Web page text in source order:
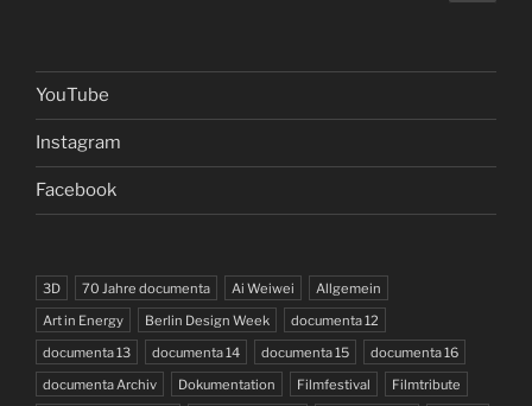
YouTube
Instagram
Facebook
3D 70 Jahre documenta Ai Weiwei
Allgemein
Art in Energy
Berlin Design Week
documenta 12
documenta 13
documenta 14 documenta 15
documenta 16
documenta Archiv
Dokumentation Filmfestival
Filmtribute